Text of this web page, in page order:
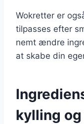
Wokretter er
tilpasses efter
nemt ændre
at skabe din
kylling